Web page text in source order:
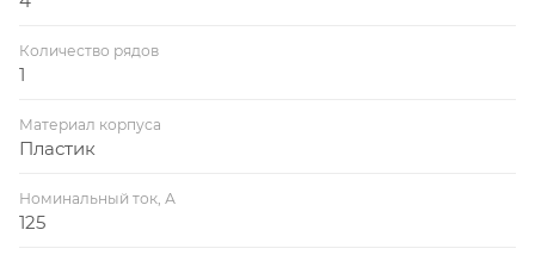
Количество рядов
1
Материал корпуса
Пластик
Номинальный ток, А
125